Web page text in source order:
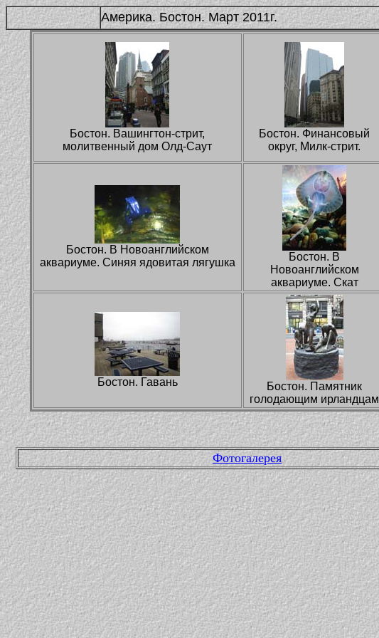
Америка. Бостон. Март 2011г.
Бостон. Вашингтон-стрит,
молитвенный дом Олд-Саут
Бостон. Финансовый
округ, Милк-стрит.
Бостон. В Новоанглийском
аквариуме. Синяя ядовитая лягушка
Бостон. В
Новоанглийском
аквариуме. Скат
Бостон. Гавань
Бостон. Памятник
голодающим ирландцам
Фотогалерея